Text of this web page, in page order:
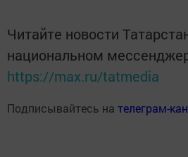
Читайте новости
национальном
https://max.ru/tatmedia
Подписывайтесь на телеграм-